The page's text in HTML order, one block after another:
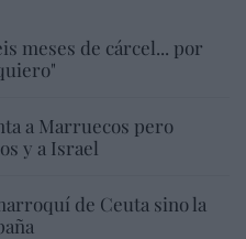
meses de cárcel... por
a Marruecos pero
y a Israel
de Ceuta sino la